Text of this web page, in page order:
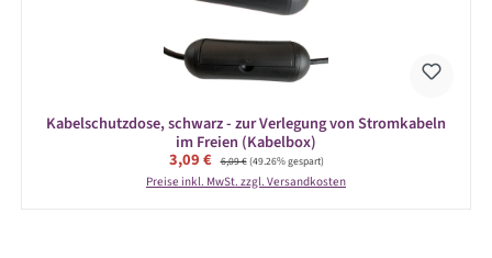
Kabelschutzdose, schwarz - zur Verlegung von Stromkabeln
im Freien (Kabelbox)
Verkaufspreis:
3,09 € Regulärer Preis:
6,09 €(49.26% gespart)
Preise inkl. MwSt. zzgl. Versandkosten